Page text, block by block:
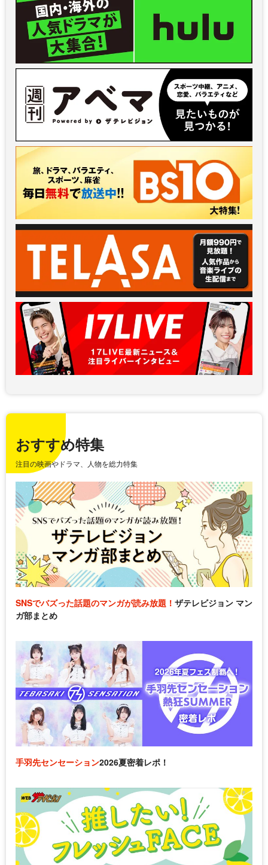
おすすめ特集
注目の映画やドラマ、人物を総力特集
SNSでバズった話題のマンガが読み放題！ ザテレビジョン マン
ガ部まとめ
手羽先センセーション2026夏密着レポ！